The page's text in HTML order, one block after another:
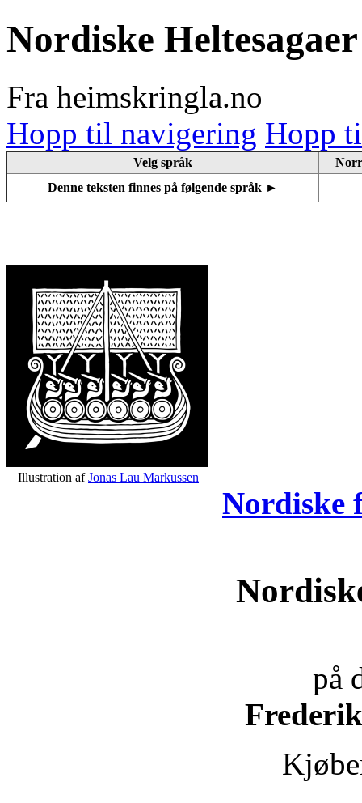
Nordiske
Fra heimskringla.no
Hopp til navigering Hopp
Velg språk
Denne teksten finnes på følgende språk ►
Illustration afJonas Lau Markussen
Nordiske
på